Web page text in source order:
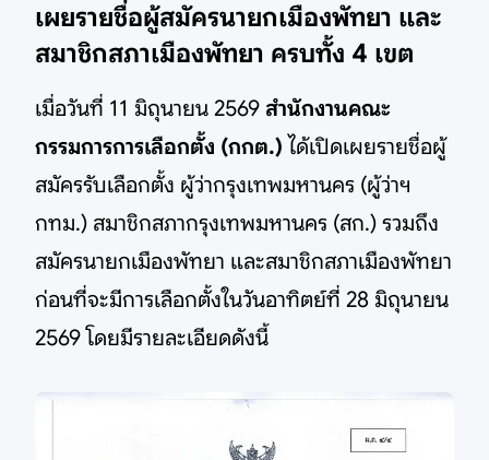
เผยรายชื่อผู้สมัครนายกเมืองพัทยา และ
สมาชิกสภาเมืองพัทยา ครบทั้ง 4 เขต
เมื่อวันที่ 11 มิถุนายน 2569 สำนักงานคณะ
กรรมการการเลือกตั้ง (กกต.) ได้เปิดเผยรายชื่อผู้
สมัครรับเลือกตั้ง ผู้ว่ากรุงเทพมหานคร (ผู้ว่าฯ
กทม.) สมาชิกสภากรุงเทพมหานคร (สก.) รวมถึง
สมัครนายกเมืองพัทยา และสมาชิกสภาเมืองพัทยา
ก่อนที่จะมีการเลือกตั้งในวันอาทิตย์ที่ 28 มิถุนายน
2569 โดยมีรายละเอียดดังนี้